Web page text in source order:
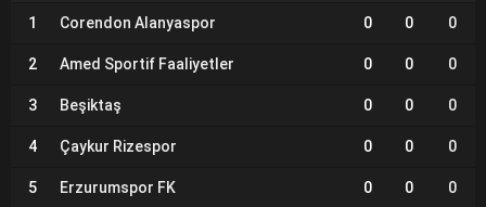
1 Corendon Alanyaspor 0 0 0
2 Amed Sportif Faaliyetler 0 0 0
3 Beşiktaş 0 0 0
4 Çaykur Rizespor 0 0 0
5 Erzurumspor FK 0 0 0